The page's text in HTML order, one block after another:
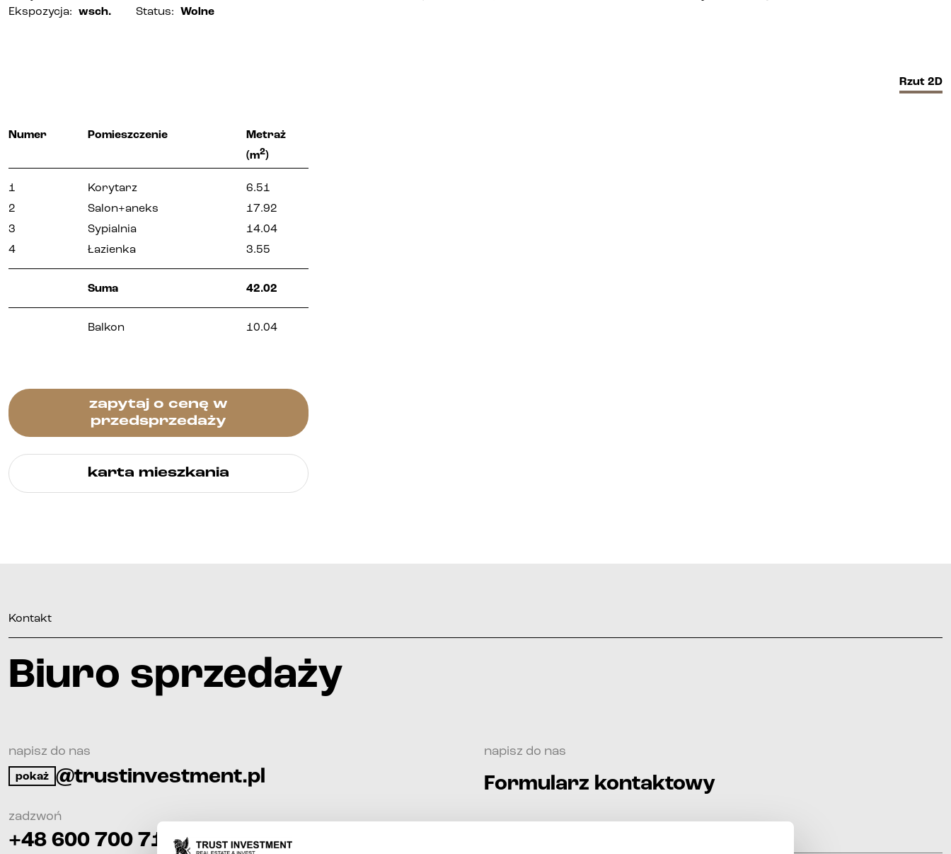
Ekspozycja: wsch. Status: Wolne
Numer Pomieszczenie
Metraż
(m2)
1 Korytarz
6.51
2
Salon+aneks
17.92
3
Sypialnia
14.04
4
Łazienka 3.55
Suma 42.02
Balkon 10.04
zapytaj o cenę w
przedsprzedaży
karta mieszkania
Rzut 2D
Kontakt
Biuro sprzedaży
napisz do nas
pokaż @trustinvestment.pl
zadzwoń
+48 600 700 713
napisz do nas
Formularz kontaktowy